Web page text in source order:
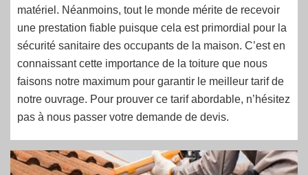
matériel. Néanmoins, tout le monde mérite de recevoir
une prestation fiable puisque cela est primordial pour la
sécurité sanitaire des occupants de la maison. C’est en
connaissant cette importance de la toiture que nous
faisons notre maximum pour garantir le meilleur tarif de
notre ouvrage. Pour prouver ce tarif abordable, n’hésitez
pas à nous passer votre demande de devis.